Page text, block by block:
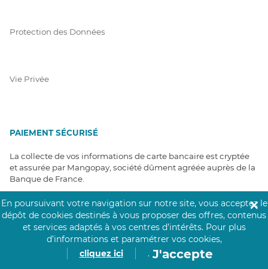
Protection des Données
Vie Privée
PAIEMENT SÉCURISÉ
La collecte de vos informations de carte bancaire est cryptée
et assurée par Mangopay, société dûment agréée auprès de la
Banque de France.
En poursuivant votre navigation sur notre site, vous acceptez le
dépôt de cookies destinés à vous proposer des offres, contenus
et services adaptés à vos centres d’intérêts. Pour plus
d’informations et paramétrer vos cookies,
cliquez ici
. J'accepte
✕